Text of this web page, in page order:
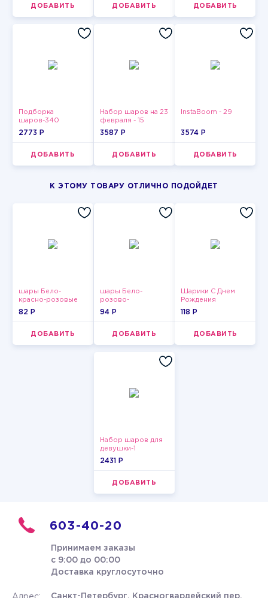
ДОБАВИТЬ ДОБАВИТЬ ДОБАВИТЬ
Подборка
шаров-340
2773 P
ДОБАВИТЬ
Набор шаров на 23
февраля - 15
3587 P
ДОБАВИТЬ
InstaBoom - 29
3574 P
ДОБАВИТЬ
К ЭТОМУ ТОВАРУ ОТЛИЧНО ПОДОЙДЕТ
шары Бело-
красно-розовые
пастельные
82 P
ДОБАВИТЬ
шары Бело-
розово-
фиолетово-
94 P
ДОБАВИТЬ
Шарики С Днем
Рождения
118 P
ДОБАВИТЬ
Набор шаров для
девушки-1
2431 P
ДОБАВИТЬ
603-40-20
Принимаем заказы
с 9:00 до 00:00
Доставка круглосуточно
Санкт-Петербург, Красногвардейский пер.